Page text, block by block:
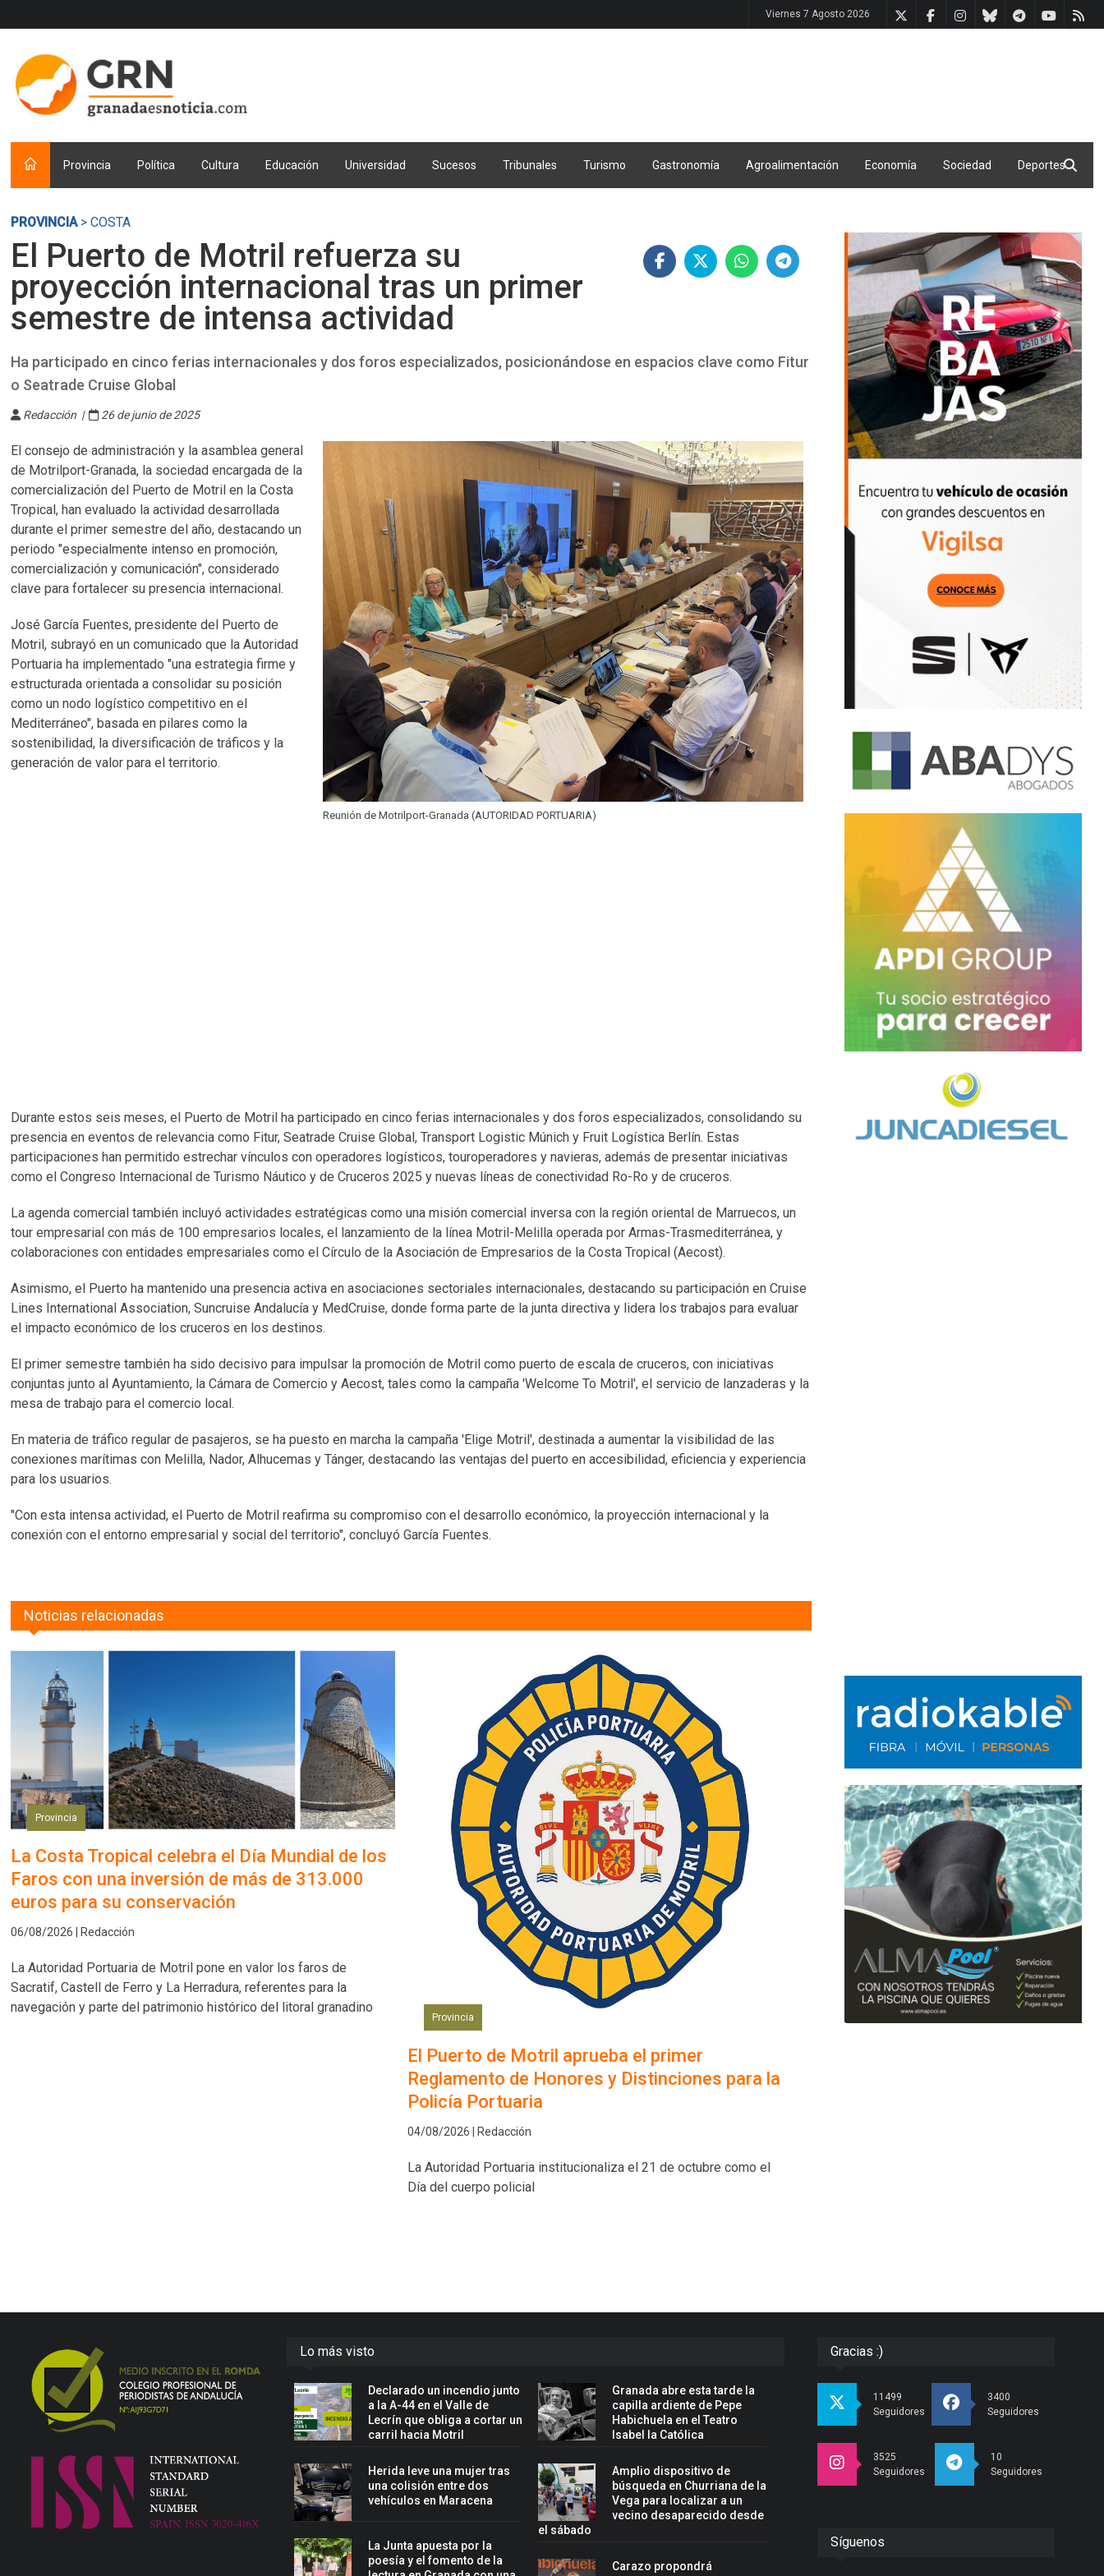
Viernes 7 Agosto 2026
Provincia Política Cultura Educación Universidad Sucesos Tribunales Turismo Gastronomía Agroalimentación Economía Sociedad Deportes
PROVINCIA> COSTA
El Puerto de Motril refuerza su
proyección internacional tras un primer
semestre de intensa actividad
Ha participado en cinco ferias internacionales y dos foros especializados, posicionándose en espacios clave como Fitur
o Seatrade Cruise Global
Redacción | 26 de junio de 2025
Reunión de Motrilport-Granada (AUTORIDAD PORTUARIA)
El consejo de administración y la asamblea general
de Motrilport-Granada, la sociedad encargada de la
comercialización del Puerto de Motril en la Costa
Tropical, han evaluado la actividad desarrollada
durante el primer semestre del año, destacando un
periodo "especialmente intenso en promoción,
comercialización y comunicación", considerado
clave para fortalecer su presencia internacional.
José García Fuentes, presidente del Puerto de
Motril, subrayó en un comunicado que la Autoridad
Portuaria ha implementado "una estrategia firme y
estructurada orientada a consolidar su posición
como un nodo logístico competitivo en el
Mediterráneo", basada en pilares como la
sostenibilidad, la diversificación de tráficos y la
generación de valor para el territorio.
Durante estos seis meses, el Puerto de Motril ha participado en cinco ferias internacionales y dos foros especializados, consolidando su
presencia en eventos de relevancia como Fitur, Seatrade Cruise Global, Transport Logistic Múnich y Fruit Logística Berlín. Estas
participaciones han permitido estrechar vínculos con operadores logísticos, touroperadores y navieras, además de presentar iniciativas
como el Congreso Internacional de Turismo Náutico y de Cruceros 2025 y nuevas líneas de conectividad Ro-Ro y de cruceros.
La agenda comercial también incluyó actividades estratégicas como una misión comercial inversa con la región oriental de Marruecos, un
tour empresarial con más de 100 empresarios locales, el lanzamiento de la línea Motril-Melilla operada por Armas-Trasmediterránea, y
colaboraciones con entidades empresariales como el Círculo de la Asociación de Empresarios de la Costa Tropical (Aecost).
Asimismo, el Puerto ha mantenido una presencia activa en asociaciones sectoriales internacionales, destacando su participación en Cruise
Lines International Association, Suncruise Andalucía y MedCruise, donde forma parte de la junta directiva y lidera los trabajos para evaluar
el impacto económico de los cruceros en los destinos.
El primer semestre también ha sido decisivo para impulsar la promoción de Motril como puerto de escala de cruceros, con iniciativas
conjuntas junto al Ayuntamiento, la Cámara de Comercio y Aecost, tales como la campaña 'Welcome To Motril', el servicio de lanzaderas y la
mesa de trabajo para el comercio local.
En materia de tráfico regular de pasajeros, se ha puesto en marcha la campaña 'Elige Motril', destinada a aumentar la visibilidad de las
conexiones marítimas con Melilla, Nador, Alhucemas y Tánger, destacando las ventajas del puerto en accesibilidad, eficiencia y experiencia
para los usuarios.
"Con esta intensa actividad, el Puerto de Motril reafirma su compromiso con el desarrollo económico, la proyección internacional y la
conexión con el entorno empresarial y social del territorio", concluyó García Fuentes.
Noticias relacionadas
Provincia
La Costa Tropical celebra el Día Mundial de los
Faros con una inversión de más de 313.000
euros para su conservación
06/08/2026 | Redacción
La Autoridad Portuaria de Motril pone en valor los faros de
Sacratif, Castell de Ferro y La Herradura, referentes para la
navegación y parte del patrimonio histórico del litoral granadino
Provincia
El Puerto de Motril aprueba el primer
Reglamento de Honores y Distinciones para la
Policía Portuaria
04/08/2026 | Redacción
La Autoridad Portuaria institucionaliza el 21 de octubre como el
Día del cuerpo policial
Lo más visto
Declarado un incendio junto
a la A-44 en el Valle de
Lecrín que obliga a cortar un
carril hacia Motril
Herida leve una mujer tras
una colisión entre dos
vehículos en Maracena
La Junta apuesta por la
poesía y el fomento de la
Granada abre esta tarde la
capilla ardiente de Pepe
Habichuela en el Teatro
Isabel la Católica
Amplio dispositivo de
búsqueda en Churriana de la
Vega para localizar a un
vecino desaparecido desde
el sábado
Carazo propondrá
Gracias :)
11499
Seguidores
3400
Seguidores
3525
Seguidores
10
Seguidores
Síguenos